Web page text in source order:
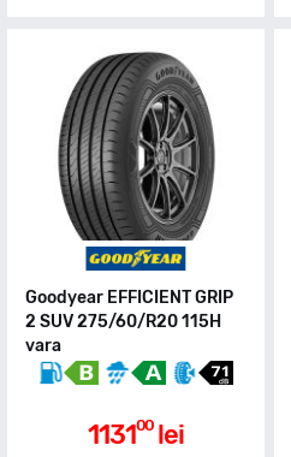
Goodyear EFFICIENT GRIP
2 SUV 275/60/R20 115H
vara
113100 lei